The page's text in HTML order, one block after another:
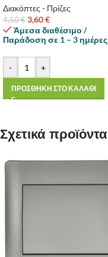
Διακόπτες - Πρίζες
4,50€ 3,60€
Άμεσα διαθέσιμο /
Παράδοση σε 1 – 3 ημέρες
- +
ΠΡΟΣΘΗΚΗ ΣΤΟ ΚΑΛΑΘΙ
Σχετικά προϊόντα